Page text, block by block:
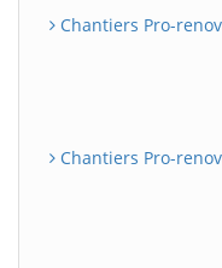
Chantiers Pro-
Chantiers Pro-